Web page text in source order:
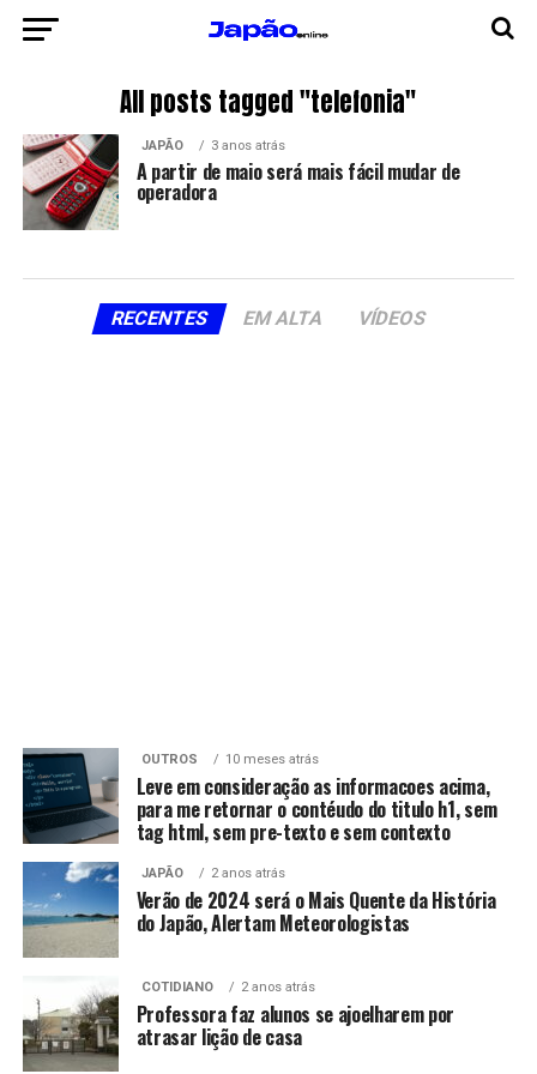
All posts tagged "telefonia"
JAPÃO 3 anos atrás
A partir de maio será mais fácil mudar de
operadora
RECENTES EM ALTA VÍDEOS
OUTROS 10 meses atrás
Leve em consideração as informacoes acima,
para me retornar o contéudo do titulo h1, sem
tag html, sem pre-texto e sem contexto
JAPÃO 2 anos atrás
Verão de 2024 será o Mais Quente da História
do Japão, Alertam Meteorologistas
COTIDIANO 2 anos atrás
Professora faz alunos se ajoelharem por
atrasar lição de casa